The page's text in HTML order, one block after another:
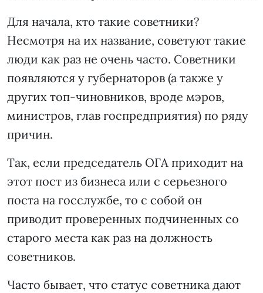
Для начала, кто такие советники?
Несмотря на их название, советуют такие
люди как раз не очень часто. Советники
появляются у губернаторов (а также у
других топ-чиновников, вроде мэров,
министров, глав госпредприятия) по ряду
причин.
Так, если председатель ОГА приходит на
этот пост из бизнеса или с серьезного
поста на госслужбе, то с собой он
приводит проверенных подчиненных со
старого места как раз на должность
советников.
Часто бывает, что статус советника дают